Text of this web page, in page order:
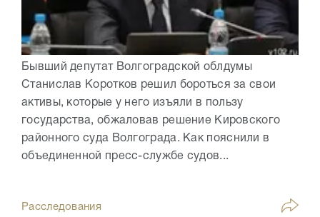
Бывший депутат Волгоградской облдумы
Станислав Коротков решил бороться за свои
активы, которые у него изъяли в пользу
государства, обжаловав решение Кировского
районного суда Волгограда. Как пояснили в
объединенной пресс-службе судов...
Расследования